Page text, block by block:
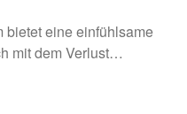
bietet eine einfühlsame
mit dem Verlust…